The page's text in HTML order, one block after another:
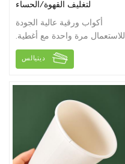
لتغليف القهوة/الحساء
أكواب ورقية عالية الجودة
للاستعمال مرة واحدة مع أغطية.
4oz/8oz/12oz/16oz/26oz
ديتيالس